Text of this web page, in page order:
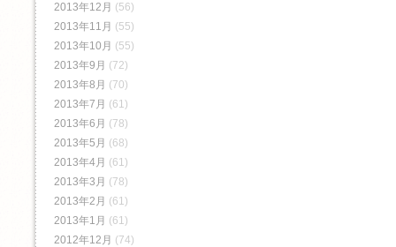
2013年12月 (56)
2013年11月 (55)
2013年10月 (55)
2013年9月 (72)
2013年8月 (70)
2013年7月 (61)
2013年6月 (78)
2013年5月 (68)
2013年4月 (61)
2013年3月 (78)
2013年2月 (61)
2013年1月 (61)
2012年12月 (74)